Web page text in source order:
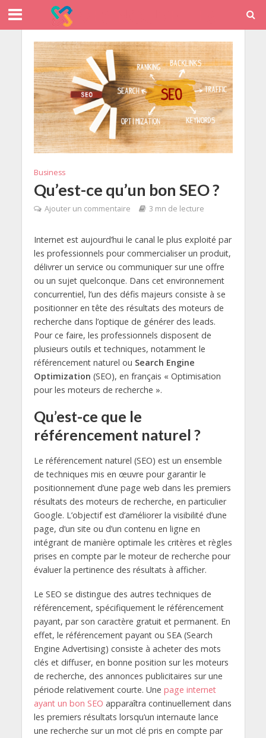
Business
Qu’est-ce qu’un bon SEO ?
Ajouter un commentaire 3 mn de lecture
Internet est aujourd’hui le canal le plus exploité par
les professionnels pour commercialiser un produit,
délivrer un service ou communiquer sur une offre
ou un sujet quelconque. Dans cet environnement
concurrentiel, l’un des défis majeurs consiste à se
positionner en tête des résultats des moteurs de
recherche dans l’optique de générer des leads.
Pour ce faire, les professionnels disposent de
plusieurs outils et techniques, notamment le
référencement naturel ou Search Engine
Optimization (SEO), en français « Optimisation
pour les moteurs de recherche ».
Qu’est-ce que le
référencement naturel ?
Le référencement naturel (SEO) est un ensemble
de techniques mis en œuvre pour garantir le
positionnement d’une page web dans les premiers
résultats des moteurs de recherche, en particulier
Google. L’objectif est d’améliorer la visibilité d’une
page, d’un site ou d’un contenu en ligne en
intégrant de manière optimale les critères et règles
prises en compte par le moteur de recherche pour
évaluer la pertinence des résultats à afficher.
Le SEO se distingue des autres techniques de
référencement, spécifiquement le référencement
payant, par son caractère gratuit et permanent. En
effet, le référencement payant ou SEA (Search
Engine Advertising) consiste à acheter des mots
clés et diffuser, en bonne position sur les moteurs
de recherche, des annonces publicitaires sur une
période relativement courte. Une page internet
ayant un bon SEO apparaîtra continuellement dans
les premiers résultats lorsqu’un internaute lance
une recherche sur un mot clé pris en compte par